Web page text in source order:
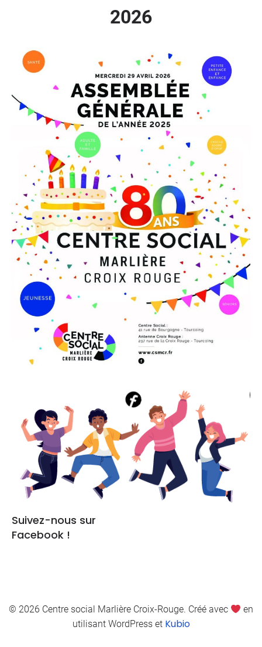
2026
Suivez-nous sur
Facebook !
© 2026 Centre social Marlière Croix-Rouge. Créé avec
en
utilisant WordPress et Kubio